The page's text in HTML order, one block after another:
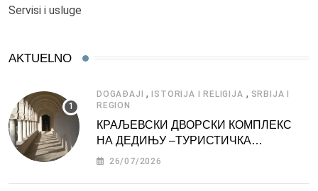
Servisi i usluge
AKTUELNO
DOGAĐAJI ,ISTORIJA I RELIGIJA , SRBIJA I
REGION
КРАЉЕВСКИ ДВОРСКИ КОМПЛЕКС
НА ДЕДИЊУ –ТУРИСТИЧКА
АТРАКЦИЈА
26/07/2026